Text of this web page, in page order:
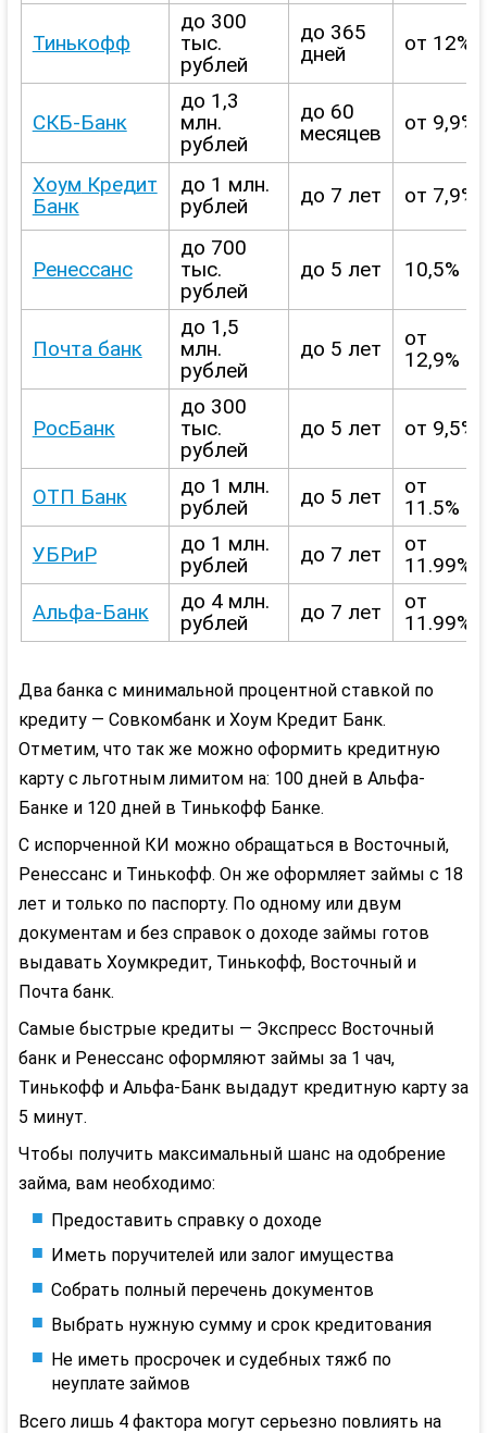
Тинькофф
до 300
тыс.
рублей
до 365
дней
от 12%
СКБ-Банк
до 1,3
млн.
рублей
до 60
месяцев
от 9,9%
Хоум Кредит
Банк
до 1 млн.
рублей
до 7 лет от 7,9%
Ренессанс
до 700
тыс.
рублей
до 5 лет 10,5%
Почта банк
до 1,5
млн.
рублей
до 5 лет
от
12,9%
РосБанк
до 300
тыс.
рублей
до 5 лет от 9,5%
ОТП Банк
до 1 млн.
рублей
до 5 лет
от
11.5%
УБРиР
до 1 млн.
рублей
до 7 лет
от
11.99%
Альфа-Банк
до 4 млн.
рублей
до 7 лет
от
11.99%
Два банка с минимальной процентной ставкой по
кредиту — Совкомбанк и Хоум Кредит Банк.
Отметим, что так же можно оформить кредитную
карту с льготным лимитом на: 100 дней в Альфа-
Банке и 120 дней в Тинькофф Банке.
С испорченной КИ можно обращаться в Восточный,
Ренессанс и Тинькофф. Он же оформляет займы с 18
лет и только по паспорту. По одному или двум
документам и без справок о доходе займы готов
выдавать Хоумкредит, Тинькофф, Восточный и
Почта банк.
Самые быстрые кредиты — Экспресс Восточный
банк и Ренессанс оформляют займы за 1 чач,
Тинькофф и Альфа-Банк выдадут кредитную карту за
5 минут.
Чтобы получить максимальный шанс на одобрение
займа, вам необходимо:
Предоставить справку о доходе
Иметь поручителей или залог имущества
Собрать полный перечень документов
Выбрать нужную сумму и срок кредитования
Не иметь просрочек и судебных тяжб по
неуплате займов
Всего лишь 4 фактора могут серьезно повлиять на